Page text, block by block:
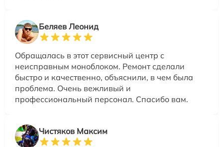
Беляев Леонид
Обращалась в этот сервисный центр с
неисправным моноблоком. Ремонт сделали
быстро и качественно, объяснили, в чем была
проблема. Очень вежливый и
профессиональный персонал. Спасибо вам.
Чистяков Максим